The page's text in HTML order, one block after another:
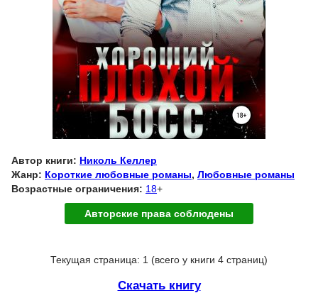
Автор книги: Николь Келлер
Жанр: Короткие любовные романы, Любовные романы
Возрастные ограничения: 18+
Авторские права соблюдены
Текущая страница: 1 (всего у книги 4 страниц)
Скачать книгу